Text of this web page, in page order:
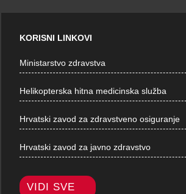
KORISNI LINKOVI
Ministarstvo zdravstva
Helikopterska hitna medicinska služba
Hrvatski zavod za zdravstveno osiguranje
Hrvatski zavod za javno zdravstvo
VIDI SVE